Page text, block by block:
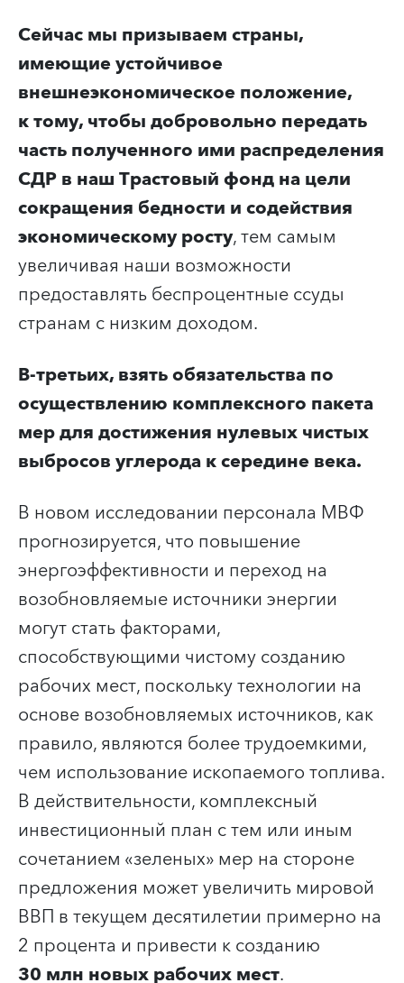
Сейчас мы призываем страны,
имеющие устойчивое
внешнеэкономическое положение,
к тому, чтобы добровольно передать
часть полученного ими распределения
СДР в наш Трастовый фонд на цели
сокращения бедности и содействия
экономическому росту, тем самым
увеличивая наши возможности
предоставлять беспроцентные ссуды
странам с низким доходом.
В-третьих, взять обязательства по
осуществлению комплексного пакета
мер для достижения нулевых чистых
выбросов углерода к середине века.
В новом исследовании персонала МВФ
прогнозируется, что повышение
энергоэффективности и переход на
возобновляемые источники энергии
могут стать факторами,
способствующими чистому созданию
рабочих мест, поскольку технологии на
основе возобновляемых источников, как
правило, являются более трудоемкими,
чем использование ископаемого топлива.
В действительности, комплексный
инвестиционный план с тем или иным
сочетанием «зеленых» мер на стороне
предложения может увеличить мировой
ВВП в текущем десятилетии примерно на
2 процента и привести к созданию
30 млн новых рабочих мест.